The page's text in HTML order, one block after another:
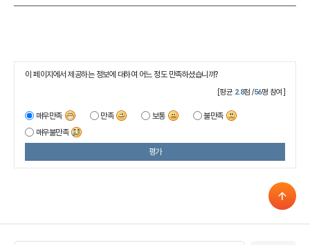
이 페이지에서 제공하는 정보에 대하여 어느 정도 만족하셨습니까?
[평균 2.8점 /56명 참여]
매우만족 만족 보통
불만족
매우불만족
평가